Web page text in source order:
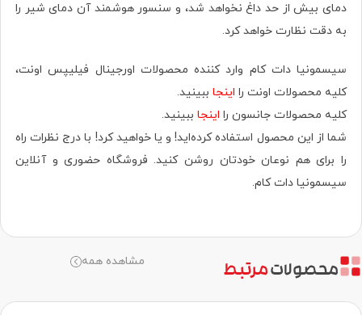
دمای بیش از حد داغ نخواهد شد، و سنسور هوشمند آن دمای شیر را
به دقت نظارت خواهد کرد.
سیسمونیا دات کام وارد کننده محصولات اورجینال فیلیپس اونت،
کلیه محصولات اونت را اینجا ببینید.
کلیه محصولات جانسون را اینجا ببینید.
شما از این محصول استفاده کرده‌اید! و یا خواهید کرد! با درج نظرات راه
را برای هم نوعان خودتان روشن کنید. فروشگاه حضوری‌ و آنلاین
سیسمونیا دات کام.
محصولاتمرتبط مشاهده همه